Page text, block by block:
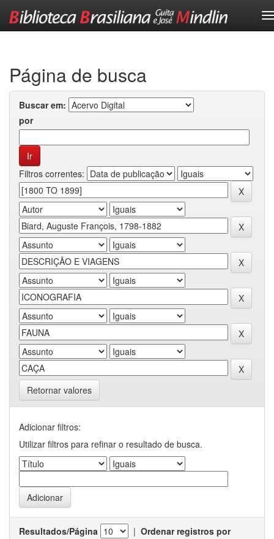
Página de busca
Buscar em:
por
Filtros correntes:
Retornar valores
Adicionar filtros:
Utilizar filtros para refinar o resultado de busca.
Resultados/Página | Ordenar registros por